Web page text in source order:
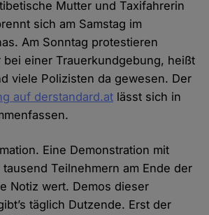
Mutter und Taxifahrerin
sich am Samstag im
Am Sonntag protestieren
einer Trauerkundgebung, heißt
viele Polizisten da gewesen. Der
auf derstandard.at lässt sich in
Eine Demonstration mit
Teilnehmern am Ende der
Notiz wert. Demos dieser
täglich Dutzende. Erst der